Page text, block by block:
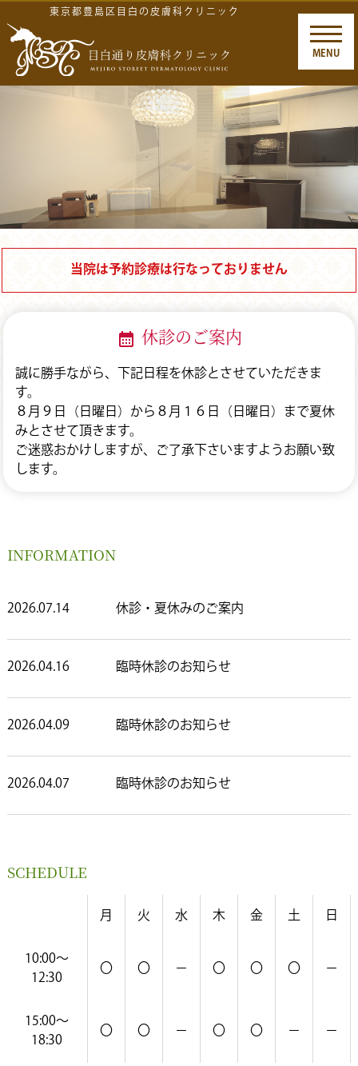
東京都豊島区目白の皮膚科クリニック
MENU
当院は予約診療は行なっておりません
休診のご案内
誠に勝手ながら、下記日程を休診とさせていただきま
す。
８月９日（日曜日）から８月１６日（日曜日）まで夏休
みとさせて頂きます。
ご迷惑おかけしますが、ご了承下さいますようお願い致
します。
INFORMATION
2026.07.14 休診・夏休みのご案内
2026.04.16 臨時休診のお知らせ
2026.04.09 臨時休診のお知らせ
2026.04.07 臨時休診のお知らせ
４月の臨時看護師不在のお知らせ
2026.02.20 ３月の臨時看護師不在のお知らせ
2026.01.29
SCHEDULE
月 火 水 木 金 土 日
10:00～
12:30
〇 〇 － 〇 〇 〇 －
15:00～
18:30
〇 〇 － 〇 〇 － －